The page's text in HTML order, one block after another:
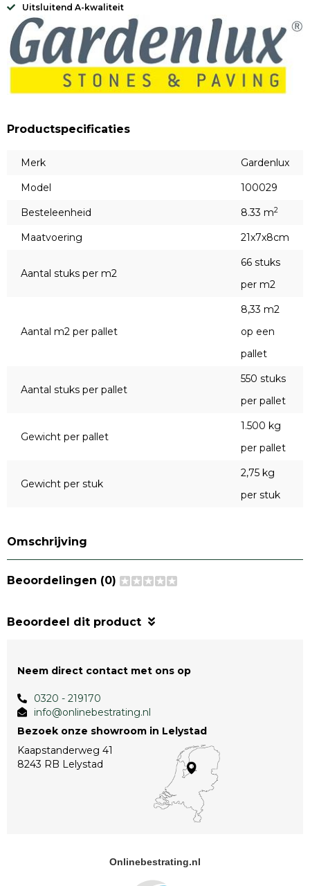
Uitsluitend A-kwaliteit
Productspecificaties
Merk
Gardenlux
Model
100029
Besteleenheid
8.33 m2
Maatvoering 21x7x8cm
Aantal stuks per m2
66 stuks
per m2
Aantal m2 per pallet
8,33 m2
op een
pallet
Aantal stuks per pallet
550 stuks
per pallet
Gewicht per pallet
1.500 kg
per pallet
Gewicht per stuk
2,75 kg
per stuk
Omschrijving
Beoordelingen (0)
Beoordeel dit product
Neem direct contact met ons op
0320 - 219170
info@onlinebestrating.nl
Bezoek onze showroom in Lelystad
Kaapstanderweg 41
8243 RB Lelystad
Onlinebestrating.nl